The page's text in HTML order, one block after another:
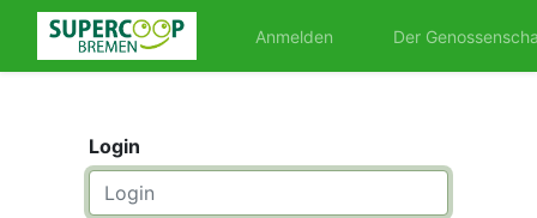
Der
Anmelden
Login